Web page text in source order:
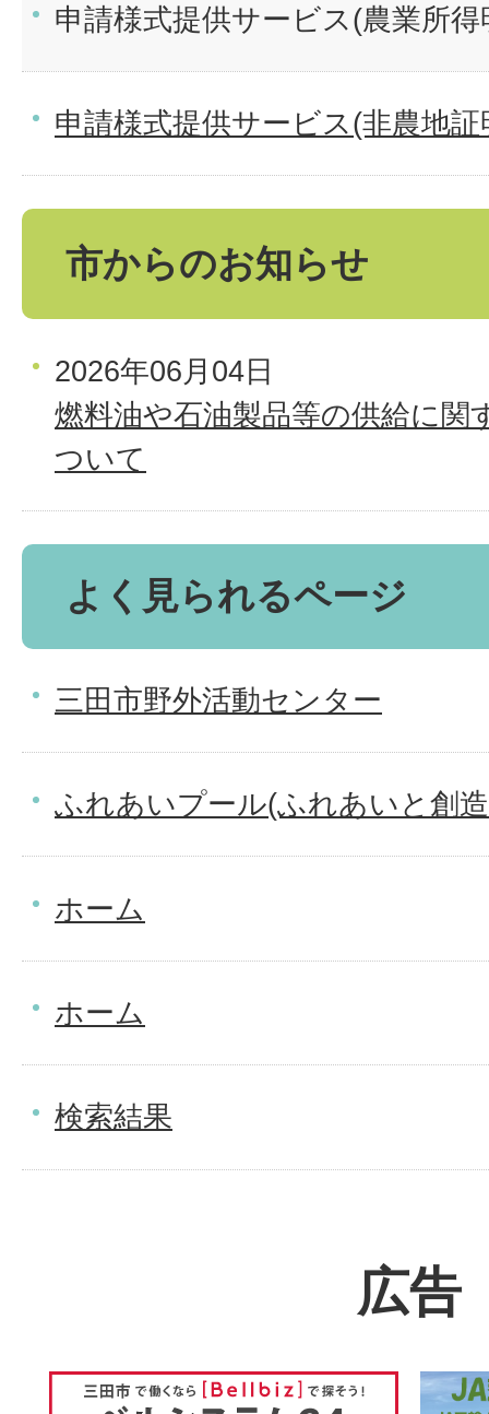
申請様式提供サービス(農業所得
申請様式提供サービス(非農地証
市からのお知らせ
2026年06月04日
燃料油や石油製品等の供給に関
ついて
よく見られるページ
三田市野外活動センター
ふれあいプール(ふれあいと創
ホーム
ホーム
検索結果
広告